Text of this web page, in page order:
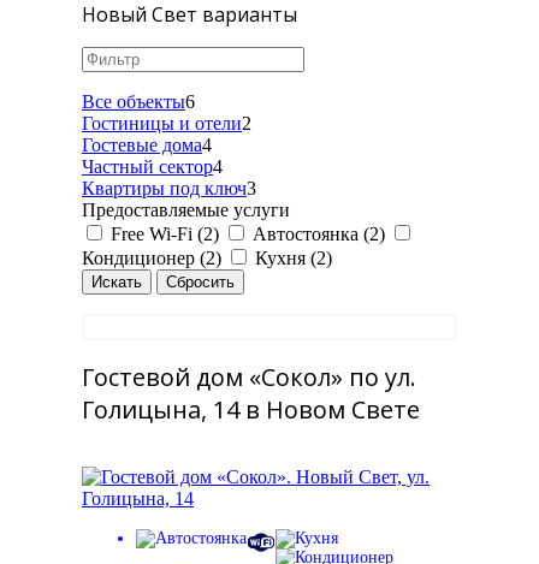
Новый Свет варианты
Все объекты6
Гостиницы и отели2
Гостевые дома4
Частный сектор4
Квартиры под ключ3
Предоставляемые услуги
Free Wi-Fi (2)
Автостоянка (2)
Кондиционер (2)
Кухня (2)
Гостевой дом «Сокол» по ул.
Голицына, 14 в Новом Свете